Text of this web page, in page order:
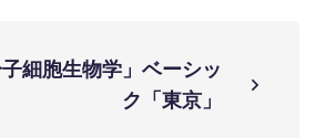
細胞生物学」ベーシッ
ク「東京」